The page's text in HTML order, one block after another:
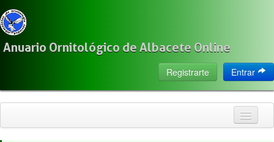
Anuario Ornitológico de Albacete Online
Entrar
Registrarte